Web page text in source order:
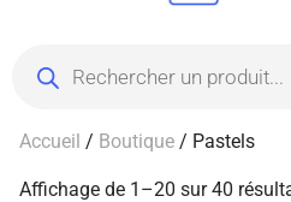
Accueil / Boutique / Pastels
Affichage de 1–20 sur 40